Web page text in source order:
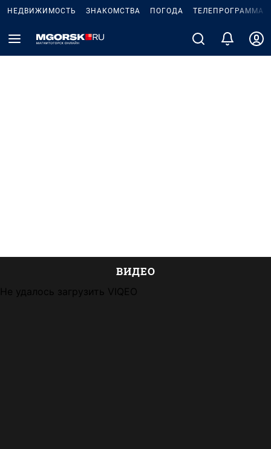
НЕДВИЖИМОСТЬ ЗНАКОМСТВА ПОГОДА ТЕЛЕПРОГРАММА
ВИДЕО
Не удалось загрузить VIQEO